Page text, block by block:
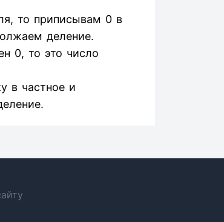
то приписывам 0 в
деление.
0, то это число
в частное и